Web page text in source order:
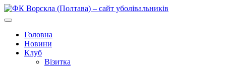
Головна
Новини
Клуб
Візитка